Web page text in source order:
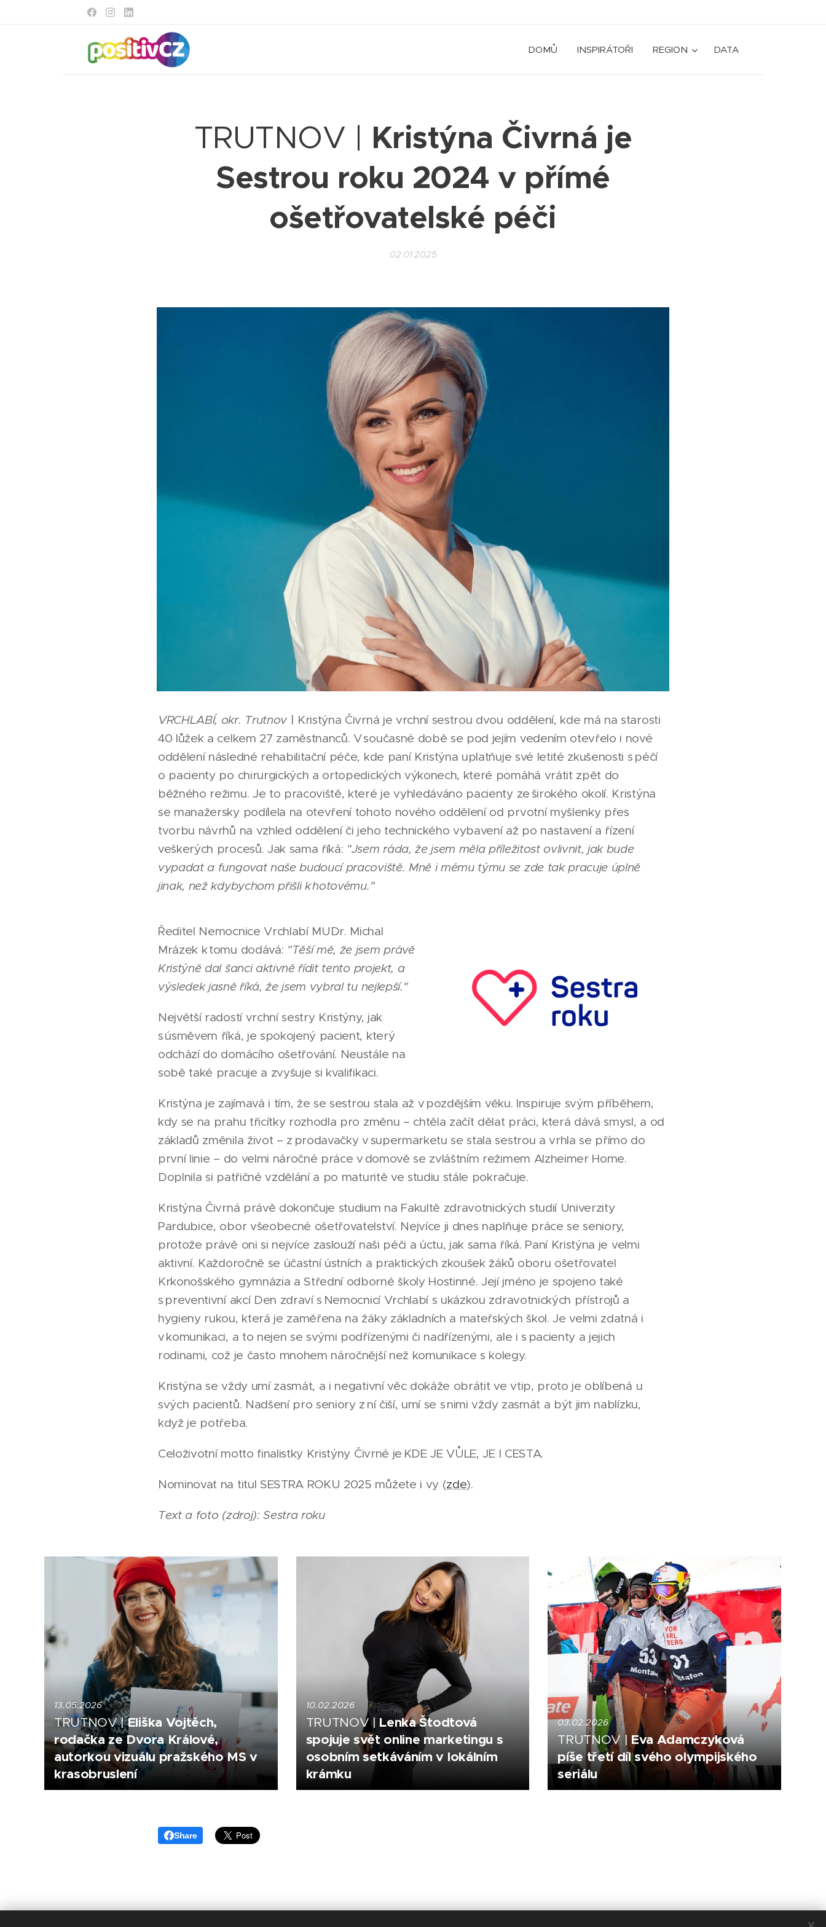
DOMŮ INSPIRÁTOŘI REGION DATA
TRUTNOV | Kristýna Čivrná je
Sestrou roku 2024 v přímé
ošetřovatelské péči
02.01.2025
VRCHLABÍ, okr. Trutnov| Kristýna Čivrná je vrchní sestrou dvou oddělení, kde má na starosti
40 lůžek a celkem 27 zaměstnanců. V současné době se pod jejím vedením otevřelo i nové
oddělení následné rehabilitační péče, kde paní Kristýna uplatňuje své letité zkušenosti s péčí
o pacienty po chirurgických a ortopedických výkonech, které pomáhá vrátit zpět do
běžného režimu. Je to pracoviště, které je vyhledáváno pacienty ze širokého okolí. Kristýna
se manažersky podílela na otevření tohoto nového oddělení od prvotní myšlenky přes
tvorbu návrhů na vzhled oddělení či jeho technického vybavení až po nastavení a řízení
veškerých procesů. Jak sama říká: "Jsem ráda, že jsem měla příležitost ovlivnit, jak bude
vypadat a fungovat naše budoucí pracoviště. Mně i mému týmu se zde tak pracuje úplně
jinak, než kdybychom přišli k hotovému."
Ředitel Nemocnice Vrchlabí MUDr. Michal
Mrázek k tomu dodává: "Těší mě, že jsem právě
Kristýně dal šanci aktivně řídit tento projekt, a
výsledek jasně říká, že jsem vybral tu nejlepší."
Největší radostí vrchní sestry Kristýny, jak
s úsměvem říká, je spokojený pacient, který
odchází do domácího ošetřování. Neustále na
sobě také pracuje a zvyšuje si kvalifikaci.
Kristýna je zajímavá i tím, že se sestrou stala až v pozdějším věku. Inspiruje svým příběhem,
kdy se na prahu třicítky rozhodla pro změnu – chtěla začít dělat práci, která dává smysl, a od
základů změnila život – z prodavačky v supermarketu se stala sestrou a vrhla se přímo do
první linie – do velmi náročné práce v domově se zvláštním režimem Alzheimer Home.
Doplnila si patřičné vzdělání a po maturitě ve studiu stále pokračuje.
Kristýna Čivrná právě dokončuje studium na Fakultě zdravotnických studií Univerzity
Pardubice, obor všeobecné ošetřovatelství. Nejvíce ji dnes naplňuje práce se seniory,
protože právě oni si nejvíce zaslouží naši péči a úctu, jak sama říká. Paní Kristýna je velmi
aktivní. Každoročně se účastní ústních a praktických zkoušek žáků oboru ošetřovatel
Krkonošského gymnázia a Střední odborné školy Hostinné. Její jméno je spojeno také
s preventivní akcí Den zdraví s Nemocnicí Vrchlabí s ukázkou zdravotnických přístrojů a
hygieny rukou, která je zaměřena na žáky základních a mateřských škol. Je velmi zdatná i
v komunikaci, a to nejen se svými podřízenými či nadřízenými, ale i s pacienty a jejich
rodinami, což je často mnohem náročnější než komunikace s kolegy.
Kristýna se vždy umí zasmát, a i negativní věc dokáže obrátit ve vtip, proto je oblíbená u
svých pacientů. Nadšení pro seniory z ní čiší, umí se s nimi vždy zasmát a být jim nablízku,
když je potřeba.
Celoživotní motto finalistky Kristýny Čivrné je KDE JE VŮLE, JE I CESTA.
Nominovat na titul SESTRA ROKU 2025 můžete i vy (zde).
Text a foto (zdroj): Sestra roku
13.05.2026
TRUTNOV |Eliška Vojtěch,
rodačka ze Dvora Králové,
autorkou vizuálu pražského MS v
krasobruslení
10.02.2026
TRUTNOV |Lenka Štodtová
spojuje svět online marketingu s
osobním setkáváním v lokálním
krámku
03.02.2026
TRUTNOV | Eva Adamczyková
píše třetí díl svého olympijského
seriálu
Share